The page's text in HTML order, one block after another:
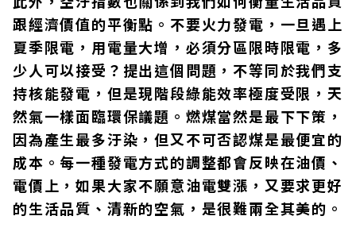
跟經濟價值的平衡點。不要火力發電，一旦遇上
夏季限電，用電量大增，必須分區限時限電，多
少人可以接受？提出這個問題，不等同於我們支
持核能發電，但是現階段綠能效率極度受限，天
然氣一樣面臨環保議題。燃煤當然是最下下策，
因為產生最多汙染，但又不可否認煤是最便宜的
成本。每一種發電方式的調整都會反映在油價、
電價上，如果大家不願意油電雙漲，又要求更好
的生活品質、清新的空氣，是很難兩全其美的。